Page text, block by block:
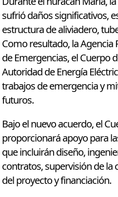
sufrió daños significativos,
estructura de aliviadero,
Como resultado, la Agencia
de Emergencias, el Cuerpo
Autoridad de Energía
trabajos de emergencia y
futuros.
Bajo el nuevo acuerdo, el
proporcionará apoyo para
que incluirán diseño,
contratos, supervisión de
del proyecto y financiación.